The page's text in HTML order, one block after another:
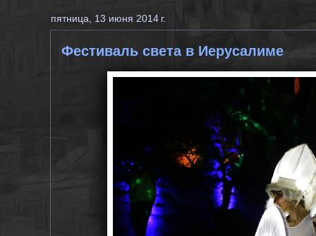
пятница, 13 июня 2014 г.
Фестиваль света в Иерусалиме